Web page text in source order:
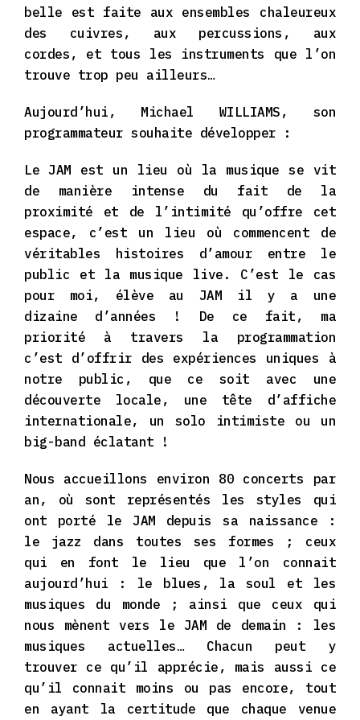
belle est faite aux ensembles chaleureux
des cuivres, aux percussions, aux
cordes, et tous les instruments que l’on
trouve trop peu ailleurs…
Aujourd’hui, Michael WILLIAMS, son
programmateur souhaite développer :
Le JAM est un lieu où la musique se vit
de manière intense du fait de la
proximité et de l’intimité qu’offre cet
espace, c’est un lieu où commencent de
véritables histoires d’amour entre le
public et la musique live. C’est le cas
pour moi, élève au JAM il y a une
dizaine d’années ! De ce fait, ma
priorité à travers la programmation
c’est d’offrir des expériences uniques à
notre public, que ce soit avec une
découverte locale, une tête d’affiche
internationale, un solo intimiste ou un
big-band éclatant !
Nous accueillons environ 80 concerts par
an, où sont représentés les styles qui
ont porté le JAM depuis sa naissance :
le jazz dans toutes ses formes ; ceux
qui en font le lieu que l’on connait
aujourd’hui : le blues, la soul et les
musiques du monde ; ainsi que ceux qui
nous mènent vers le JAM de demain : les
musiques actuelles… Chacun peut y
trouver ce qu’il apprécie, mais aussi ce
qu’il connait moins ou pas encore, tout
en ayant la certitude que chaque venue